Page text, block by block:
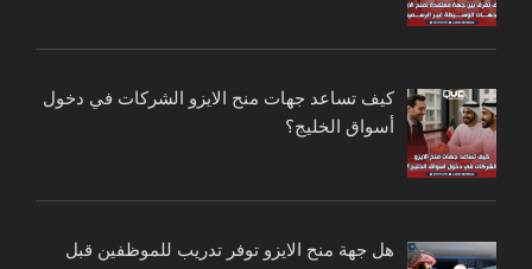
كيف تساعد جهات منح الايزو الشركات في دخول
أسواق الخليج؟
هل جهة منح الايزو توفر تدريب للموظفين قبل